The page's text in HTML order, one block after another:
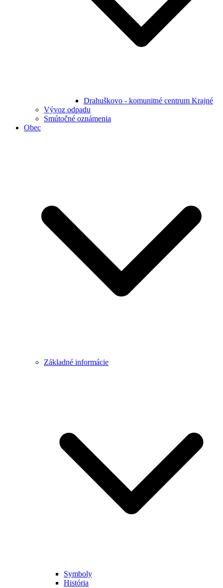
Drahuškovo - komunitné centrum Krajné
Vývoz odpadu
Smútočné oznámenia
Obec
Základné informácie
Symboly
História